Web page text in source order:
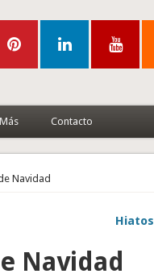
Más Contacto
Navidad
Navidad